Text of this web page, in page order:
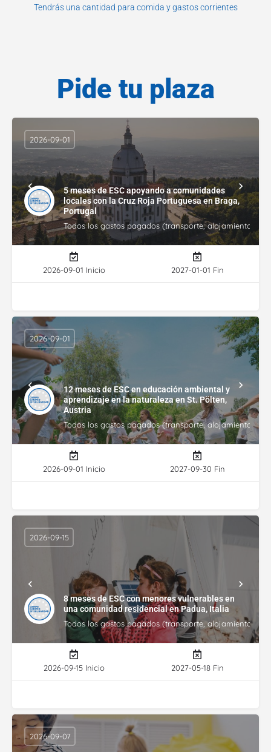
Tendrás una cantidad para comida y gastos corrientes
Pide tu plaza
5 meses de ESC apoyando a comunidades
locales con la Cruz Roja Portuguesa en Braga,
Portugal
Todos los gastos pagados (transporte, alojamiento,
2026-09-01
2026-09-01 Inicio 2027-01-01 Fin
12 meses de ESC en educación ambiental y
aprendizaje en la naturaleza en St. Pölten,
Austria
Todos los gastos pagados (transporte, alojamiento,
2026-09-01
2026-09-01 Inicio 2027-09-30 Fin
8 meses de ESC con menores vulnerables en
una comunidad residencial en Padua, Italia
Todos los gastos pagados (transporte, alojamiento,
2026-09-15
2026-09-15 Inicio 2027-05-18 Fin
2026-09-07